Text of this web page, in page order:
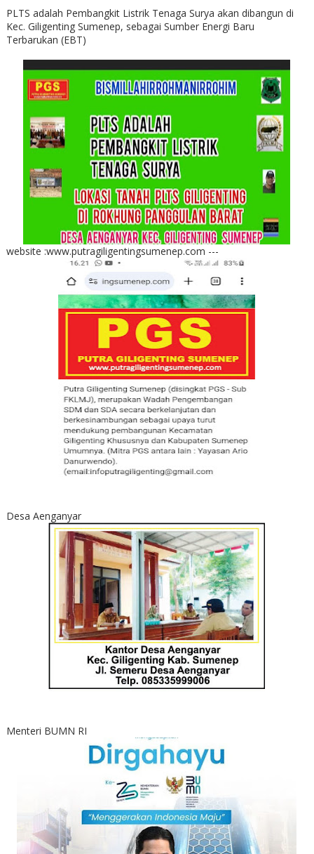
PLTS adalah Pembangkit Listrik Tenaga Surya akan dibangun di
Kec. Giligenting Sumenep, sebagai Sumber Energi Baru
Terbarukan (EBT)
website :www.putragiligentingsumenep.com ---
Desa Aenganyar
Menteri BUMN RI